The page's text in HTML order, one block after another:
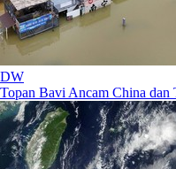
DW
Topan Bavi Ancam China